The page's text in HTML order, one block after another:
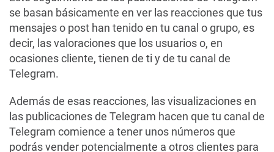
se basan básicamente en ver las reacciones que tus
mensajes o post han tenido en tu canal o grupo, es
decir, las valoraciones que los usuarios o, en
ocasiones cliente, tienen de ti y de tu canal de
Telegram.
Además de esas reacciones, las visualizaciones en
las publicaciones de Telegram hacen que tu canal de
Telegram comience a tener unos números que
podrás vender potencialmente a otros clientes para